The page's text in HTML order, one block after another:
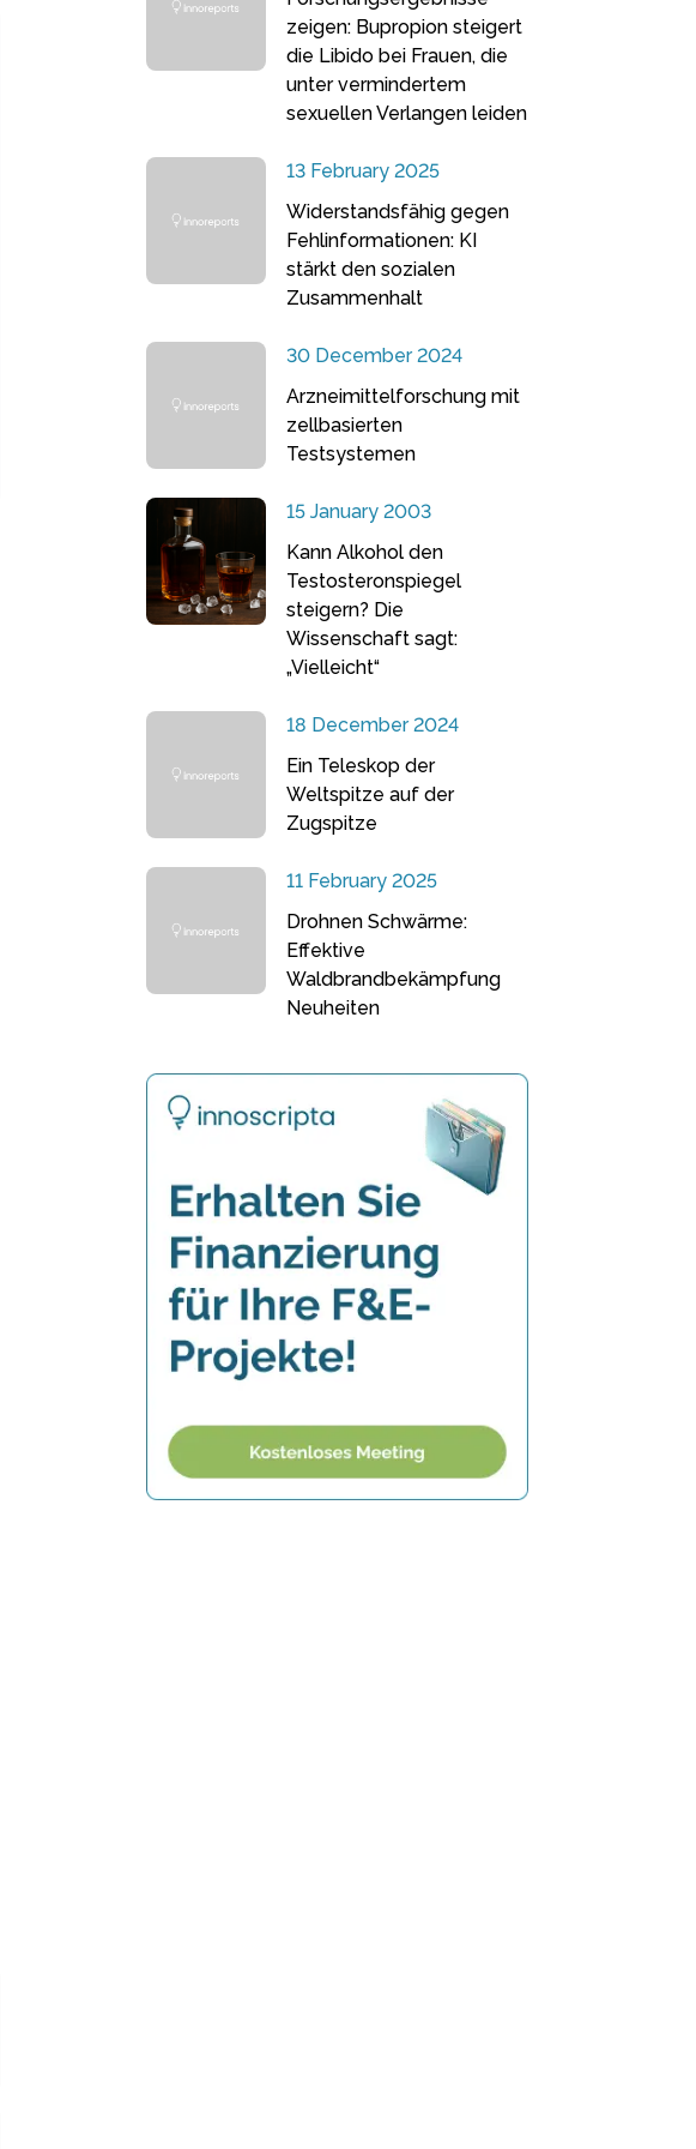
zeigen: Bupropion steigert
die Libido bei Frauen, die
unter vermindertem
sexuellen Verlangen leiden
13 February 2025
Widerstandsfähig gegen
Fehlinformationen: KI
stärkt den sozialen
Zusammenhalt
30 December 2024
Arzneimittelforschung mit
zellbasierten
Testsystemen
15 January 2003
Kann Alkohol den
Testosteronspiegel
steigern? Die
Wissenschaft sagt:
„Vielleicht“
18 December 2024
Ein Teleskop der
Weltspitze auf der
Zugspitze
11 February 2025
Drohnen Schwärme:
Effektive
Waldbrandbekämpfung
Neuheiten